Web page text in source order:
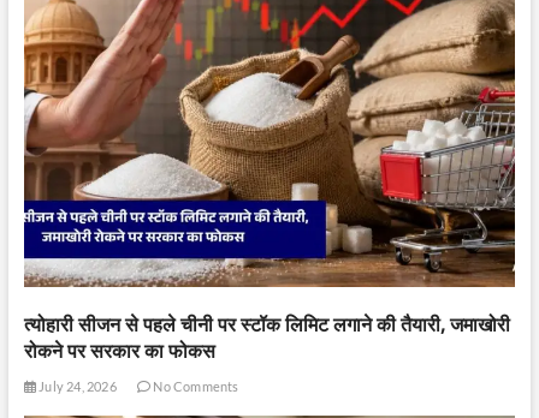
त्योहारी सीजन से पहले चीनी पर स्टॉक लिमिट लगाने की तैयारी, जमाखोरी
रोकने पर सरकार का फोकस
July 24, 2026 No Comments